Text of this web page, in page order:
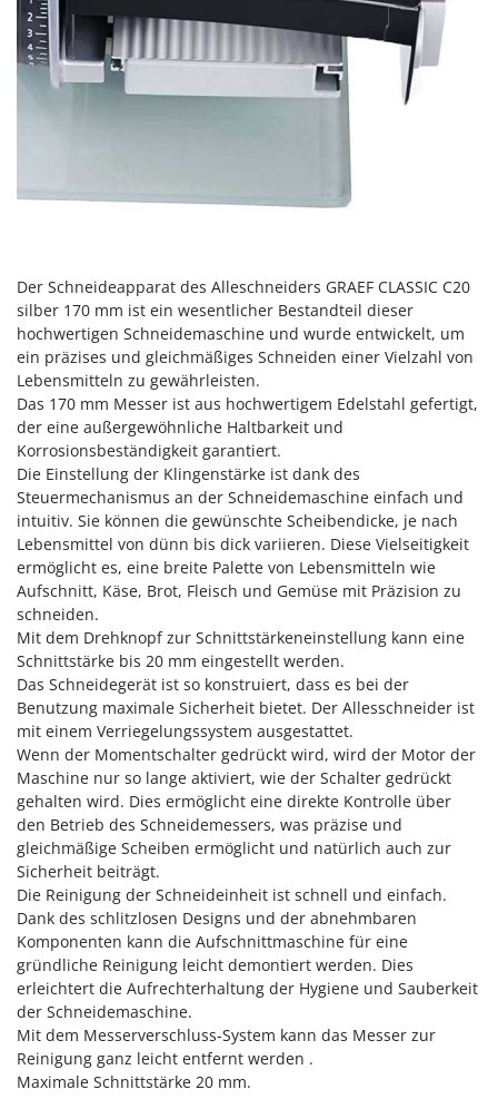
Rührtöpfe mit Elektrischem Rührwerk
Rupfmaschinen
Schneefräsen
Schwader für Traktoren
Schweißgeräte
Seilwinden - Motorseilwinden
Sichelmähwerke für Traktoren
Sichelmulcher für Traktoren
Sortierer für Oliven
Sprühgeräte für Pflanzenbehandlung
Stäubegeräte für Traktor
Staubsauger - Elektrobesen
T
Teppichreiniger und Teppichbodenreiniger
Thermische und mechanische Unkrautbrenner
Tomatenpressen
Tragbare Powerstationen
Traktor-Heckenscheren mit Ausleger
U
Umfüllpumpen
Umkehrfräsen
V
Vakuumiergeräte
Vertikutierer
Vogelscheuchen - Vogelabwehr
W
Wasserpumpen
Wasserpumpen für Traktoren
GreenBay
Greenworks
GRIFO
H
Henx
HiKOKI
Honda
I
Idromatic
Il-Tec
Imperia
Infaco
Intec
Intex
Iseki
Italyco
ITM
J JOLLY ITALIA
K
KAAZ
Karcher
Kasco
Kemper
Kenwood
Keter
KitchenAid
Komo
Der Schneideapparat des Alleschneiders GRAEF CLASSIC C20
silber 170 mm ist ein wesentlicher Bestandteil dieser
hochwertigen Schneidemaschine und wurde entwickelt, um
ein präzises und gleichmäßiges Schneiden einer Vielzahl von
Lebensmitteln zu gewährleisten.
Das 170 mm Messer ist aus hochwertigem Edelstahl gefertigt,
der eine außergewöhnliche Haltbarkeit und
Korrosionsbeständigkeit garantiert.
Die Einstellung der Klingenstärke ist dank des
Steuermechanismus an der Schneidemaschine einfach und
intuitiv. Sie können die gewünschte Scheibendicke, je nach
Lebensmittel von dünn bis dick variieren. Diese Vielseitigkeit
ermöglicht es, eine breite Palette von Lebensmitteln wie
Aufschnitt, Käse, Brot, Fleisch und Gemüse mit Präzision zu
schneiden.
Mit dem Drehknopf zur Schnittstärkeneinstellung kann eine
Schnittstärke bis 20 mm eingestellt werden.
Das Schneidegerät ist so konstruiert, dass es bei der
Benutzung maximale Sicherheit bietet. Der Allesschneider ist
mit einem Verriegelungssystem ausgestattet.
Wenn der Momentschalter gedrückt wird, wird der Motor der
Maschine nur so lange aktiviert, wie der Schalter gedrückt
gehalten wird. Dies ermöglicht eine direkte Kontrolle über
den Betrieb des Schneidemessers, was präzise und
gleichmäßige Scheiben ermöglicht und natürlich auch zur
Sicherheit beiträgt.
Die Reinigung der Schneideinheit ist schnell und einfach.
Dank des schlitzlosen Designs und der abnehmbaren
Komponenten kann die Aufschnittmaschine für eine
gründliche Reinigung leicht demontiert werden. Dies
erleichtert die Aufrechterhaltung der Hygiene und Sauberkeit
der Schneidemaschine.
Mit dem Messerverschluss-System kann das Messer zur
Reinigung ganz leicht entfernt werden .
Maximale Schnittstärke 20 mm.